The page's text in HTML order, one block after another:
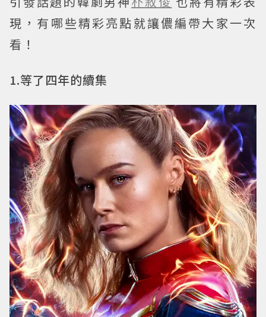
現，有哪些精彩亮點就讓儂編帶大家一次
看！
1.等了四年的續集